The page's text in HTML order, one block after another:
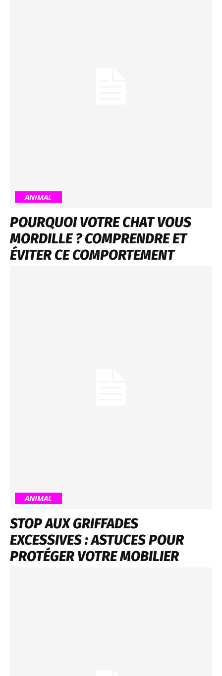
ANIMAL
POURQUOI VOTRE CHAT VOUS
MORDILLE ? COMPRENDRE ET
ÉVITER CE COMPORTEMENT
ANIMAL
STOP AUX GRIFFADES
EXCESSIVES : ASTUCES POUR
PROTÉGER VOTRE MOBILIER